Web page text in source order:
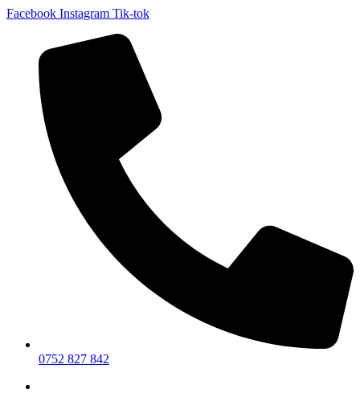
Facebook Instagram Tik-tok
0752 827 842